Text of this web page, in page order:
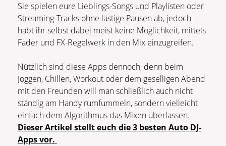
Sie spielen eure Lieblings-Songs und Playlisten oder
Streaming-Tracks ohne lästige Pausen ab, jedoch
habt ihr selbst dabei meist keine Möglichkeit, mittels
Fader und FX-Regelwerk in den Mix einzugreifen.
Nützlich sind diese Apps dennoch, denn beim
Joggen, Chillen, Workout oder dem geselligen Abend
mit den Freunden will man schließlich auch nicht
ständig am Handy rumfummeln, sondern vielleicht
einfach dem Algorithmus das Mixen überlassen.
Dieser Artikel stellt euch die 3 besten Auto DJ-
Apps vor.